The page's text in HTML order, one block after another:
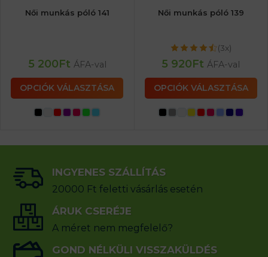
Női munkás póló 141
5 200Ft ÁFA-val
OPCIÓK VÁLASZTÁSA
Női munkás póló 139
(3x)
5 920Ft ÁFA-val
OPCIÓK VÁLASZTÁSA
INGYENES SZÁLLÍTÁS
20000 Ft feletti vásárlás esetén
ÁRUK CSERÉJE
A méret nem megfelelő?
GOND NÉLKÜLI VISSZAKÜLDÉS